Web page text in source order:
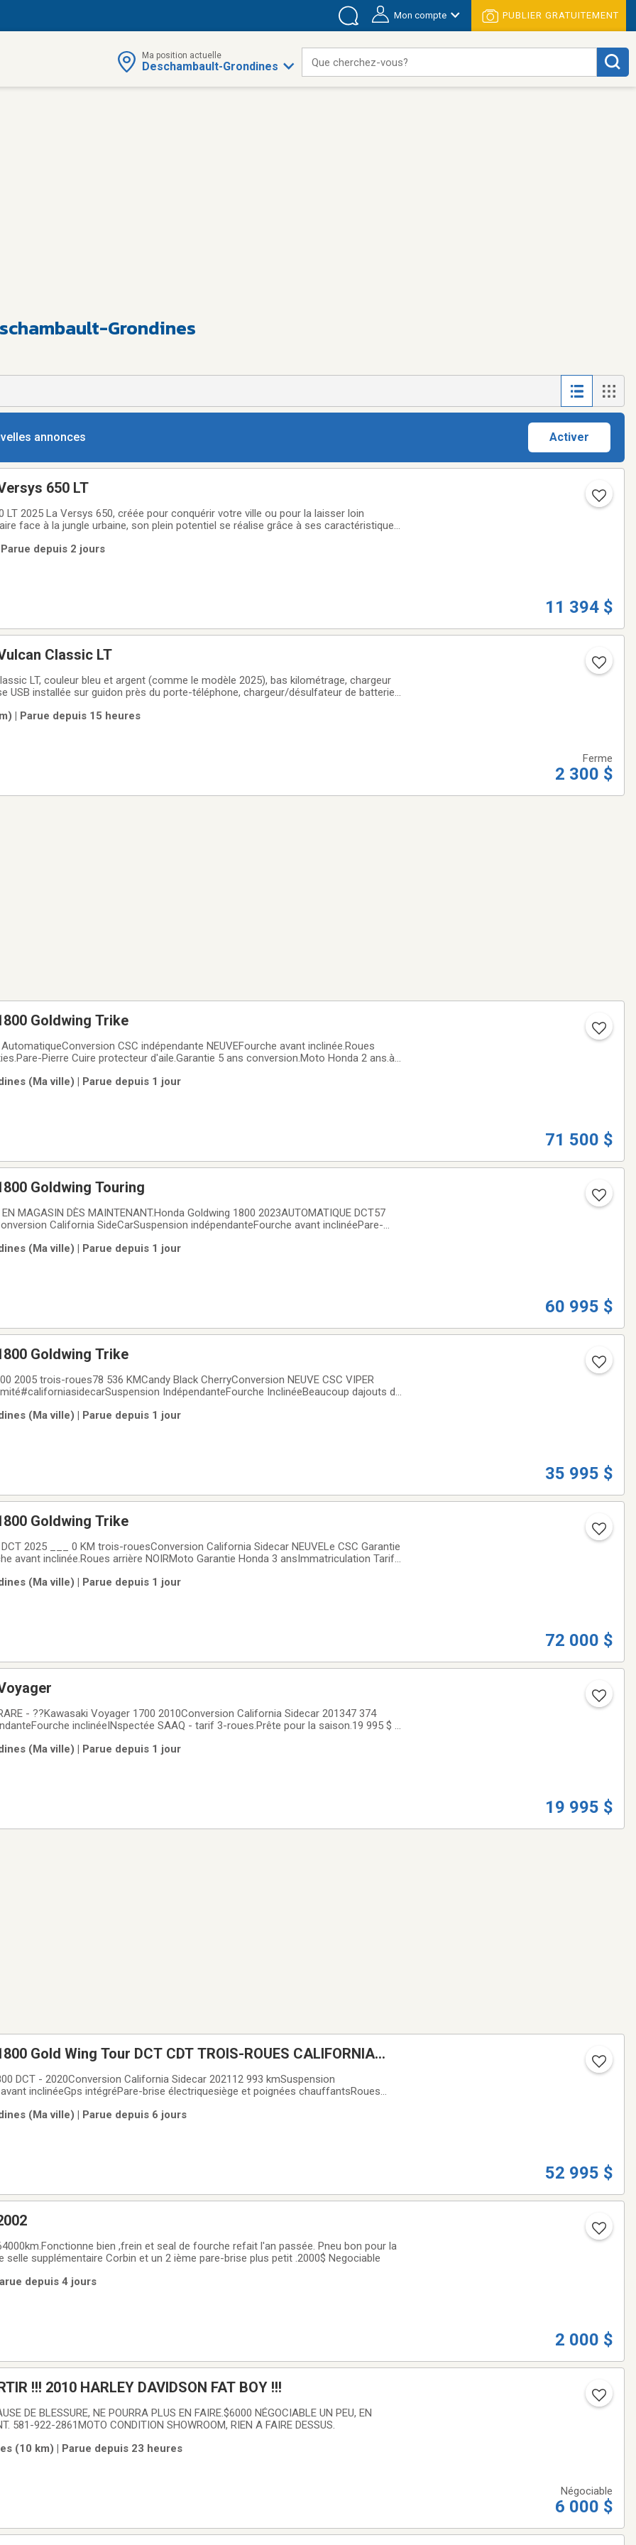
Mon compte PUBLIER GRATUITEMENT
Ma position actuelle
Deschambault-Grondines Que cherchez-vous?
Grondines
annonces Activer
650 LT
ville ou pour la laisser loin
face à la jungle urbaine, son plein potentiel se réalise grâce à ses caractéristiques
depuis 2 jours
11 394 $
Classic LT
LT, couleur bleu et argent (comme le modèle 2025), bas kilométrage, chargeur
USB installée sur guidon près du porte-téléphone, chargeur/désulfateur de batterie
| Parue depuis 15 heures
Ferme
2 300 $
Goldwing Trike
CSC indépendante NEUVEFourche avant inclinée.Roues
Pierre Cuire protecteur d'aile.Garantie 5 ans conversion.Moto Honda 2 ans.à
(Ma ville) | Parue depuis 1 jour
71 500 $
Goldwing Touring
California SideCarSuspension indépendanteFourche avant inclinéePare-
(Ma ville) | Parue depuis 1 jour
60 995 $
Goldwing Trike
2005 trois-roues78 536 KMCandy Black CherryConversion NEUVE CSC VIPER
IndépendanteFourche InclinéeBeaucoup dajouts de
roues. Prête pour
(Ma ville) | Parue depuis 1 jour
35 995 $
Goldwing Trike
CSC Garantie
avant inclinée.Roues arrière NOIRMoto Garantie Honda 3 ansImmatriculation Tarif
(Ma ville) | Parue depuis 1 jour
72 000 $
- ??Kawasaki Voyager 1700 2010Conversion California Sidecar 201347 374
inclinéeINspectée SAAQ - tarif 3-roues.Prête pour la saison.19 995 $ +
(Ma ville) | Parue depuis 1 jour
19 995 $
Gold Wing Tour DCT CDT TROIS-ROUES CALIFORNIA
DCT - 2020Conversion California Sidecar 202112 993 kmSuspension
inclinéeGps intégréPare-brise électriquesiège et poignées chauffantsRoues
tarifs 3-rouesPermis de
(Ma ville) | Parue depuis 6 jours
52 995 $
bien ,frein et seal de fourche refait l'an passée. Pneu bon pour la
selle supplémentaire Corbin et un 2 ième pare-brise plus petit .2000$ Negociable
depuis 4 jours
2 000 $
$6000, DOIT PARTIR !!! 2010 HARLEY DAVIDSON FAT BOY !!!
DE BLESSURE, NE POURRA PLUS EN FAIRE.$6000 NÉGOCIABLE UN PEU, EN
581-922-2861MOTO CONDITION SHOWROOM, RIEN A FAIRE DESSUS.
(10 km) | Parue depuis 23 heures
Négociable
6 000 $